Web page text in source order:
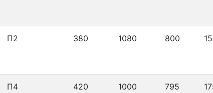
П2 380 1080 800
П4 420 1000 795